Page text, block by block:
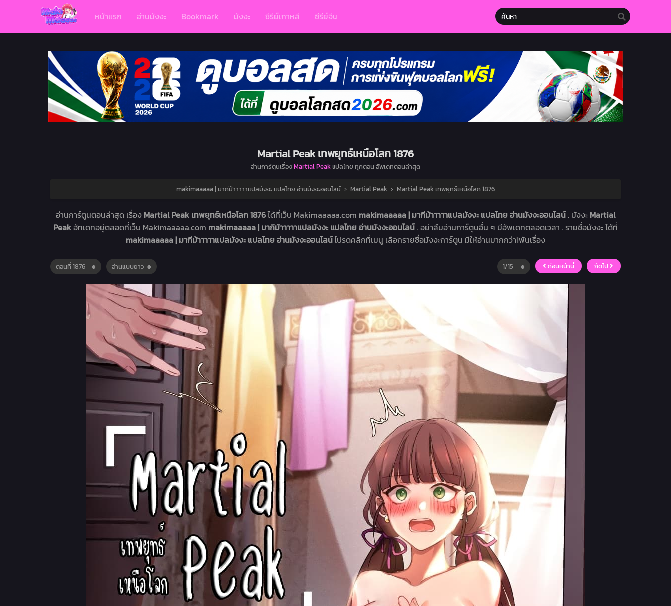
หน้าแรก อ่านมังงะ Bookmark มังงะ ซีรีย์เกาหลี ซีรีย์จีน
Martial Peak เทพยุทธ์เหนือโลก 1876
อ่านการ์ตูนเรื่องMartial Peakแปลไทย ทุกตอน อัพเดทตอนล่าสุด
makimaaaaa | มากีม้าาาาาแปลมังงะ แปลไทย อ่านมังงะออนไลน์ › Martial Peak › Martial Peak เทพยุทธ์เหนือโลก 1876
อ่านการ์ตูนตอนล่าสุด เรื่อง Martial Peak เทพยุทธ์เหนือโลก 1876ได้ที่เว็บ Makimaaaaa.com makimaaaaa | มากีม้าาาาาแปลมังงะ แปลไทย อ่านมังงะออนไลน์. มังงะ Martial
Peakอัทเดทอยู่ตลอดที่เว็บ Makimaaaaa.com makimaaaaa | มากีม้าาาาาแปลมังงะ แปลไทย อ่านมังงะออนไลน์. อย่าลืมอ่านการ์ตูนอื่น ๆ มีอัพเดทตลอดเวลา . รายชื่อมังงะ ได้ที่
makimaaaaa | มากีม้าาาาาแปลมังงะ แปลไทย อ่านมังงะออนไลน์โปรดคลิกที่เมนู เลือกรายชื่อมังงะการ์ตูน มีให้อ่านมากกว่า1พันเรื่อง
ก่อนหน้านี้ ถัดไป